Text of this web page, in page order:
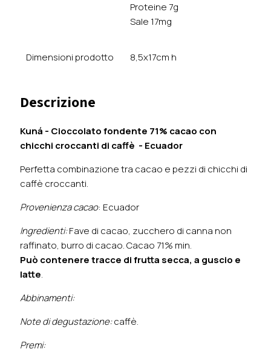
Proteine 7g
Sale 17mg
Dimensioni prodotto 8,5x17cm h
Descrizione
Kuná - Cioccolato fondente 71% cacao con
chicchi croccanti di caffè - Ecuador
Perfetta combinazione tra cacao e pezzi di chicchi di
caffè croccanti.
Provenienza cacao: Ecuador
Ingredienti:Fave di cacao, zucchero di canna non
raffinato, burro di cacao. Cacao 71% min.
Può contenere tracce di frutta secca, a guscio e
latte.
Abbinamenti:
Note di degustazione:caffè.
Premi: